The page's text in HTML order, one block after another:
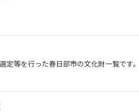
等を行った春日部市の文化財一覧です。